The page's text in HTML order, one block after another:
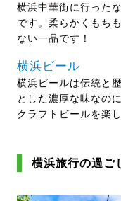
横浜中華街に行った
です。柔らかくもち
ない一品です！
横浜ビール
横浜ビールは伝統と
とした濃厚な味なの
クラフトビールを楽
横浜旅行の過ご